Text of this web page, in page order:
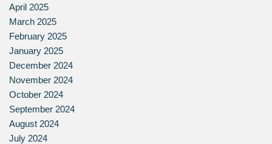
April 2025
March 2025
February 2025
January 2025
December 2024
November 2024
October 2024
September 2024
August 2024
July 2024